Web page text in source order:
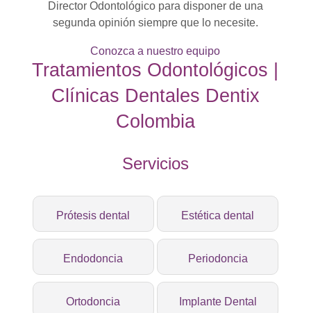
Director Odontológico para disponer de una
segunda opinión siempre que lo necesite.
Conozca a nuestro equipo
Tratamientos Odontológicos |
Clínicas Dentales Dentix
Colombia
Servicios
Prótesis dental Estética dental
Endodoncia Periodoncia
Ortodoncia Implante Dental